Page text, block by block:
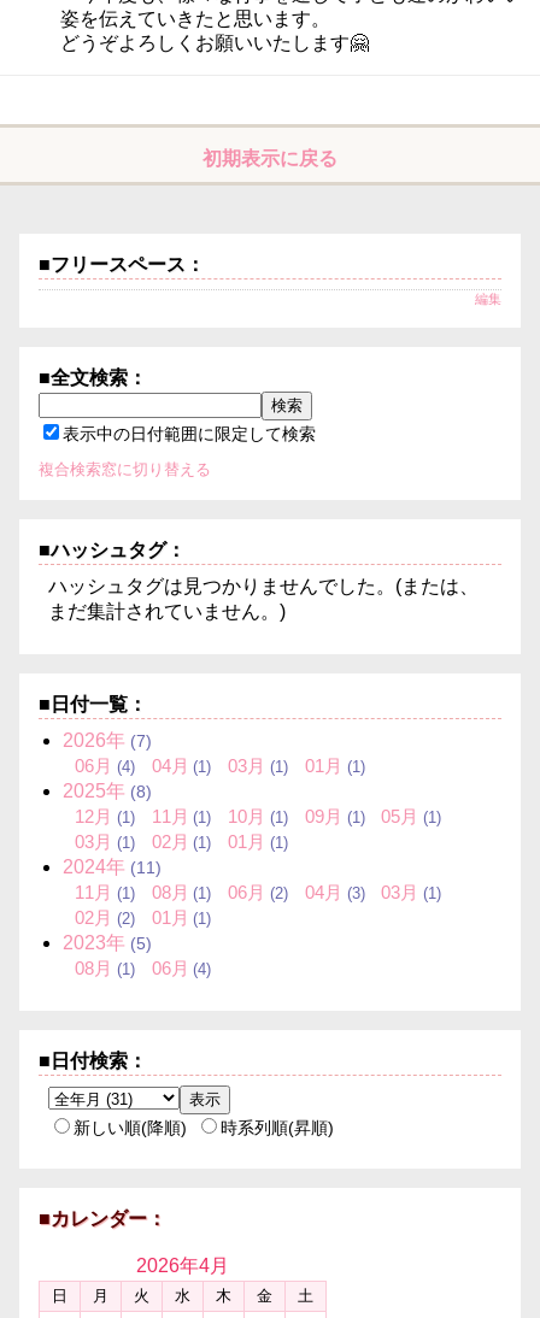
姿を伝えていきたと思います。
どうぞよろしくお願いいたします🤗
初期表示に戻る
■フリースペース：
編集
■全文検索：
表示中の日付範囲に限定して検索
複合検索窓に切り替える
■ハッシュタグ：
ハッシュタグは見つかりませんでした。(または、
まだ集計されていません。)
■日付一覧：
2026年 (7)
06月 (4) 04月 (1) 03月 (1) 01月 (1)
2025年 (8)
12月 (1) 11月 (1) 10月 (1) 09月 (1) 05月 (1)
03月 (1) 02月 (1) 01月 (1)
2024年 (11)
11月 (1) 08月 (1) 06月 (2) 04月 (3) 03月 (1)
02月 (2) 01月 (1)
2023年 (5)
08月 (1) 06月 (4)
■日付検索：
新しい順(降順) 時系列順(昇順)
■カレンダー：
2026年4月
日 月 火 水 木 金 土